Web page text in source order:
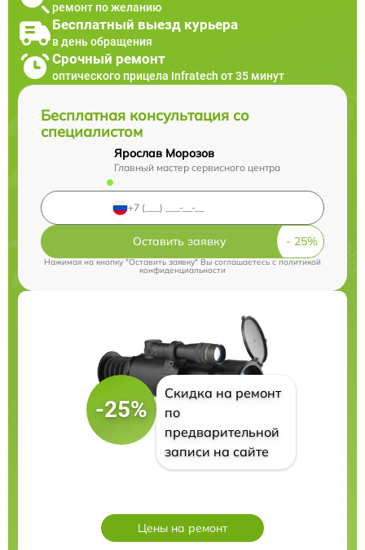
ремонт по желанию
Бесплатный выезд курьера
в день обращения
Срочный ремонт
оптического прицела Infratech от 35 минут
Бесплатная консультация со
специалистом
Ярослав Морозов
Главный мастер сервисного центра
Оставить заявку
Нажимая на кнопку "Оставить заявку" Вы соглашаетесь cполитикой
конфиденциальности
-25%
Скидка на ремонт
по
предварительной
записи на сайте
Цены на ремонт